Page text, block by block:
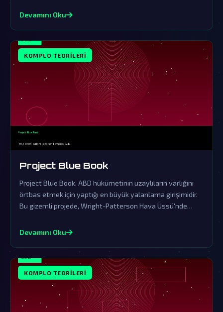
teorileriyle doludur.
Devamını Oku
KOMPLO TEORILERI
Project Blue Book
Project Blue Book, ABD hükümetinin uzaylıların varlığını
örtbas etmek için yaptığı en büyük yalanlama girişimidir.
Bu gizemli projede, Wright-Patterson Hava Üssü'nde
içeriyor.
Devamını Oku
KOMPLO TEORILERI